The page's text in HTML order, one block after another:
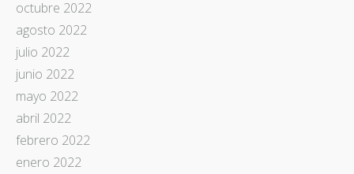
octubre 2022
agosto 2022
julio 2022
junio 2022
mayo 2022
abril 2022
febrero 2022
enero 2022